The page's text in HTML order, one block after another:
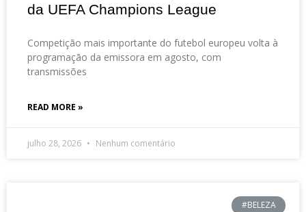
da UEFA Champions League
Competição mais importante do futebol europeu volta à
programação da emissora em agosto, com
transmissões
READ MORE »
julho 28, 2026 Nenhum comentário
#BELEZA